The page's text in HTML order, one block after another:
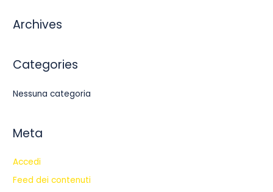
:Archives
Categories
Nessuna categoria
Meta
Accedi
Feed dei contenuti